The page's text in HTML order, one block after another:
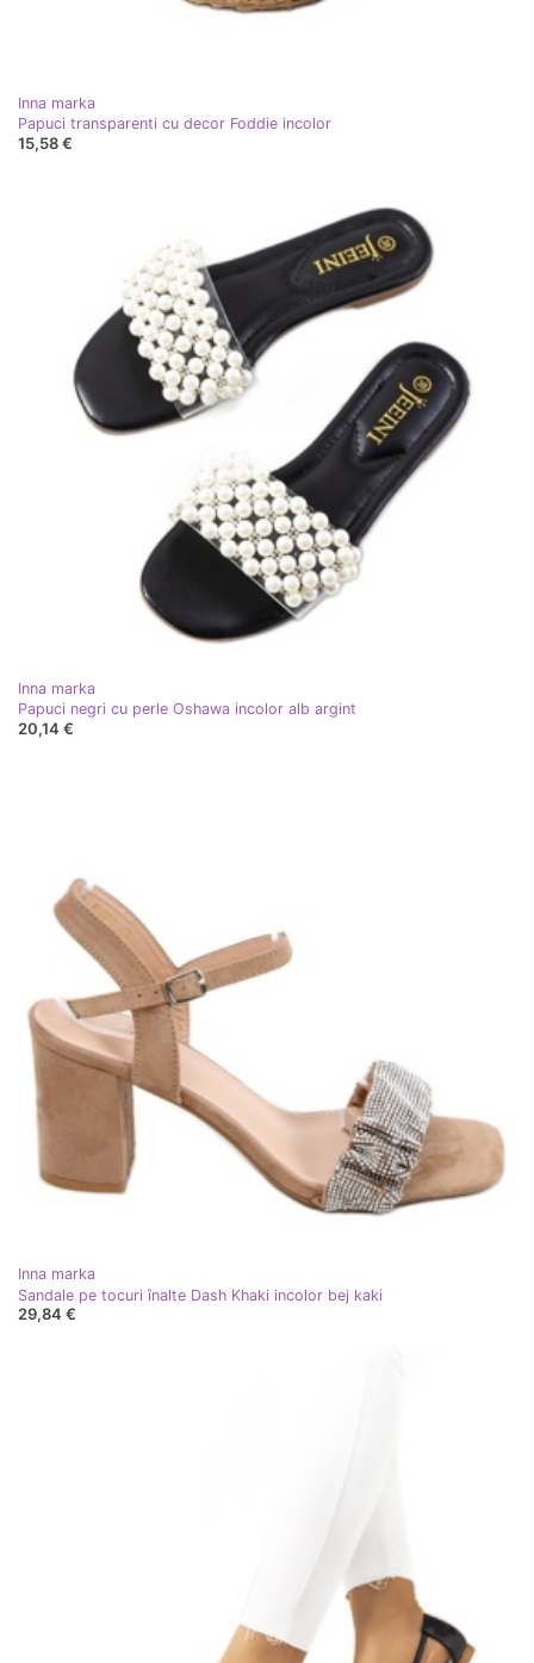
Inna marka
Papuci transparenti cu decor Foddie incolor
15,58 €
Inna marka
Papuci negri cu perle Oshawa incolor alb argint
20,14 €
Inna marka
Sandale pe tocuri înalte Dash Khaki incolor bej kaki
29,84 €